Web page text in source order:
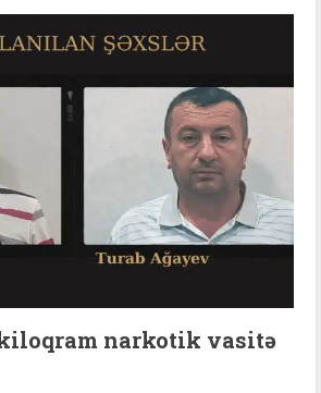
narkotik vasitə